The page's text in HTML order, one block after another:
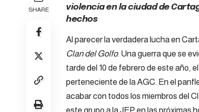
SHARE
violencia en la ciudad de
hechos
Al parecer la verdadera lucha en
Clan del Golfo. Una guerra que se
tarde del 10 de febrero de este año,
perteneciente de la AGC. En el
acabar con todos los miembros del
este grupo a la JEP en las próximas